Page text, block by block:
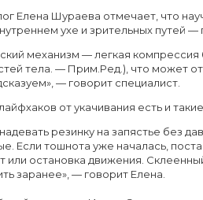
Елена Шураева отмечает, что
ухе и зрительных путей
механизм — легкая
тела. — Прим.Ред.), что может
— говорит специалист.
от укачивания есть и
резинку на запястье без
Если тошнота уже началась,
или остановка движения.
заранее», — говорит Елена.